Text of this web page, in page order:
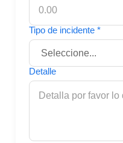
Tipo de incidente *
Detalle